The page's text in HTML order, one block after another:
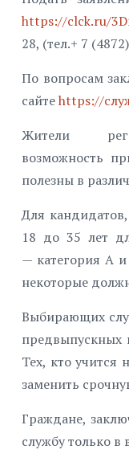
https://clck.ru/
28, (тел.+ 7
По вопросам
сайтеhttps://
Жители
возможность
полезны в
Для
18 до 35 лет
— категория А
некоторые
Выбирающих
предвыпускных
Тех, кто
заменить
Граждане,
службу только в